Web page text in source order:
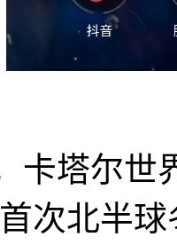
塔尔世
次北半